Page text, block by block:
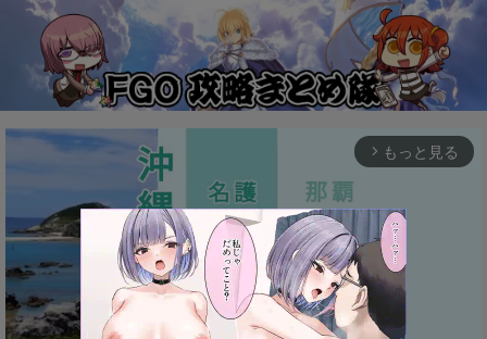
arrow_forward_ios もっと見る